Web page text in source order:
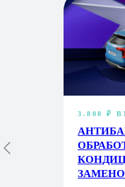
3.800 ₽